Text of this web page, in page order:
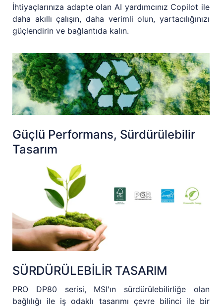
İhtiyaçlarınıza adapte olan AI yardımcınız Copilot ile
daha akıllı çalışın, daha verimli olun, yartacılığınızı
güçlendirin ve bağlantıda kalın.
Güçlü Performans, Sürdürülebilir
Tasarım
SÜRDÜRÜLEBİLİR TASARIM
PRO DP80 serisi, MSI'ın sürdürülebilirliğe olan
bağlılığı ile iş odaklı tasarımı çevre bilinci ile bir